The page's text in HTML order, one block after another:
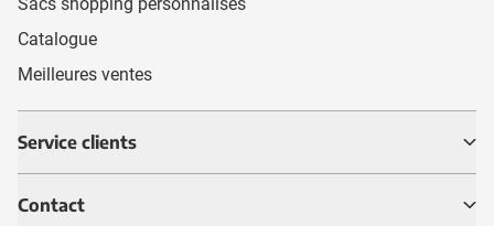
Catalogue
Meilleures ventes
Service clients
Contact